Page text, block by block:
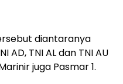
diantaranya
AD, TNI AL dan TNI AU
juga Pasmar 1.